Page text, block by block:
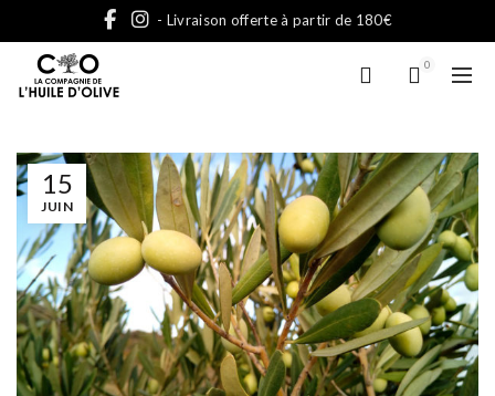
- Livraison offerte à partir de 180€
0
15
JUIN